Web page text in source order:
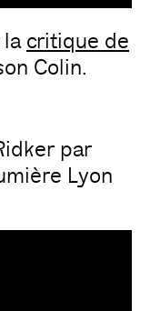
la critique de
Colin.
par
Lyon